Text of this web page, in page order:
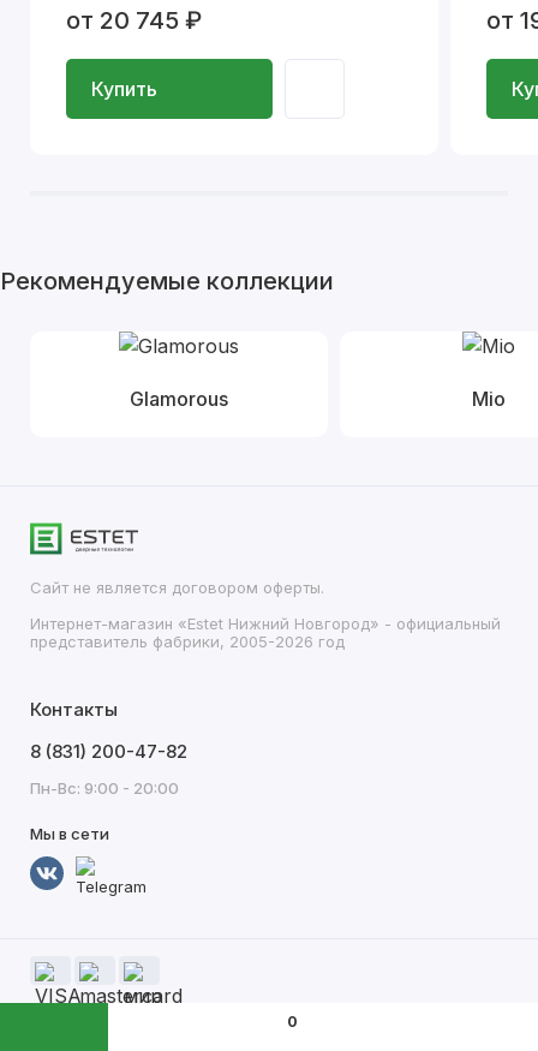
0
от 20 745 ₽
Купить
от
Рекомендуемые коллекции
Glamorous Mio
Сайт не является договором оферты.
Интернет-магазин «Estet Нижний Новгород» - официальный
представитель фабрики, 2005-2026 год
Контакты
8 (831) 200-47-82
Пн-Вс: 9:00 - 20:00
Мы в сети